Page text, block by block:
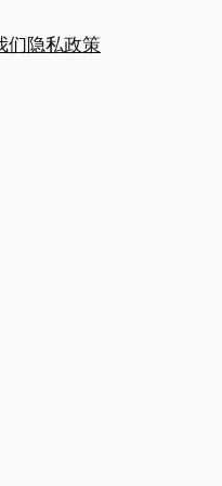
们隐私政策